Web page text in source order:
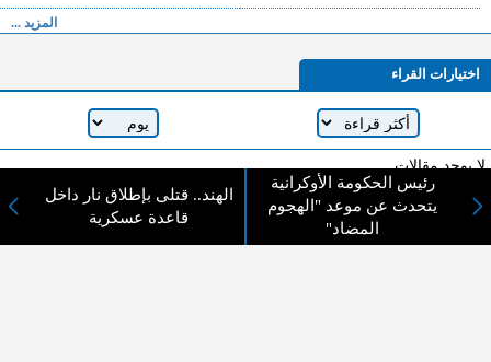
المزيد ...
اختيارات القراء
لا يوجد مقالات
رئيس الحكومة الأوكرانية
يتحدث عن موعد "الهجوم
المضاد"
الهند.. قتلى بإطلاق نار داخل
قاعدة عسكرية
لا مانع من الإقتباس وإعادة النشر شريط ذكر المصدر ( المدينة نيوز ) - الآراء والتعليقات